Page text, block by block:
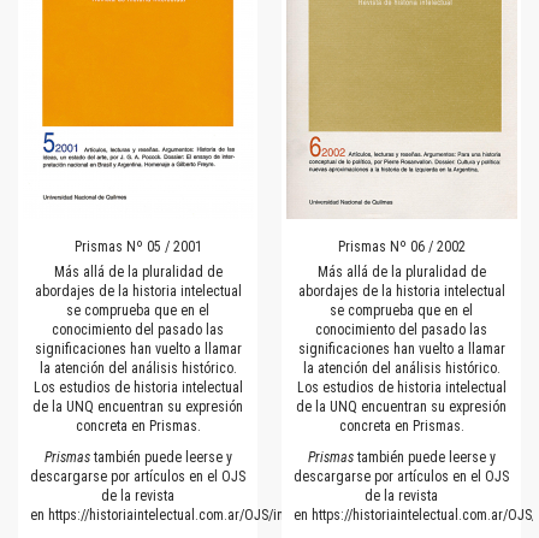
Prismas Nº 05 / 2001
Más allá de la pluralidad de
abordajes de la historia intelectual
se comprueba que en el
conocimiento del pasado las
significaciones han vuelto a llamar
la atención del análisis histórico.
Los estudios de historia intelectual
de la UNQ encuentran su expresión
concreta en Prismas.
Prismas también puede leerse y
descargarse por artículos en el OJS
de la revista
en https://historiaintelectual.com.ar/OJS/index.php/Prismas
Prismas Nº 06 / 2002
Más allá de la pluralidad de
abordajes de la historia intelectual
se comprueba que en el
conocimiento del pasado las
significaciones han vuelto a llamar
la atención del análisis histórico.
Los estudios de historia intelectual
de la UNQ encuentran su expresión
concreta en Prismas.
Prismas también puede leerse y
descargarse por artículos en el OJS
de la revista
en https://historiaintelectual.com.ar/